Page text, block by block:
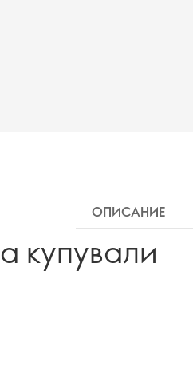
ОПИСАНИЕ
купували